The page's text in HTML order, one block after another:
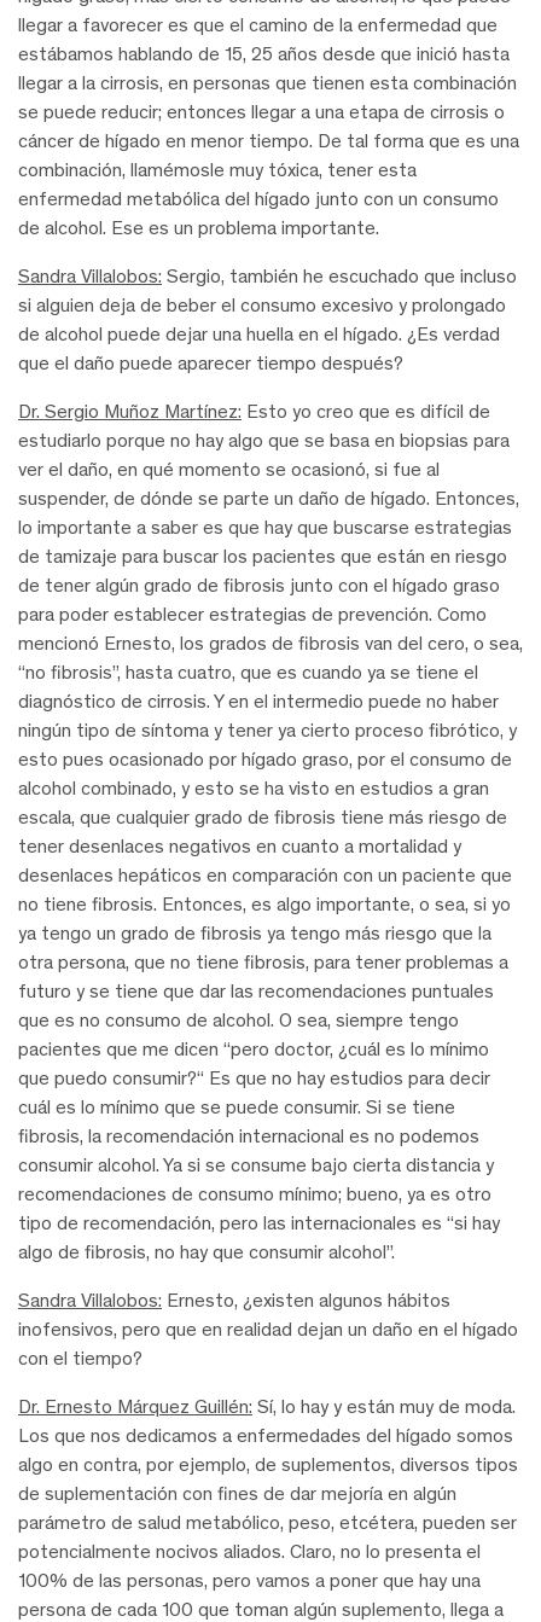
llegar a favorecer es que el camino de la enfermedad que
estábamos hablando de 15, 25 años desde que inició hasta
llegar a la cirrosis, en personas que tienen esta combinación
se puede reducir; entonces llegar a una etapa de cirrosis o
cáncer de hígado en menor tiempo. De tal forma que es una
combinación, llamémosle muy tóxica, tener esta
enfermedad metabólica del hígado junto con un consumo
de alcohol. Ese es un problema importante.
Sandra Villalobos: Sergio, también he escuchado que incluso
si alguien deja de beber el consumo excesivo y prolongado
de alcohol puede dejar una huella en el hígado. ¿Es verdad
que el daño puede aparecer tiempo después?
Dr. Sergio Muñoz Martínez: Esto yo creo que es difícil de
estudiarlo porque no hay algo que se basa en biopsias para
ver el daño, en qué momento se ocasionó, si fue al
suspender, de dónde se parte un daño de hígado. Entonces,
lo importante a saber es que hay que buscarse estrategias
de tamizaje para buscar los pacientes que están en riesgo
de tener algún grado de fibrosis junto con el hígado graso
para poder establecer estrategias de prevención. Como
mencionó Ernesto, los grados de fibrosis van del cero, o sea,
“no fibrosis”, hasta cuatro, que es cuando ya se tiene el
diagnóstico de cirrosis. Y en el intermedio puede no haber
ningún tipo de síntoma y tener ya cierto proceso fibrótico, y
esto pues ocasionado por hígado graso, por el consumo de
alcohol combinado, y esto se ha visto en estudios a gran
escala, que cualquier grado de fibrosis tiene más riesgo de
tener desenlaces negativos en cuanto a mortalidad y
desenlaces hepáticos en comparación con un paciente que
no tiene fibrosis. Entonces, es algo importante, o sea, si yo
ya tengo un grado de fibrosis ya tengo más riesgo que la
otra persona, que no tiene fibrosis, para tener problemas a
futuro y se tiene que dar las recomendaciones puntuales
que es no consumo de alcohol. O sea, siempre tengo
pacientes que me dicen “pero doctor, ¿cuál es lo mínimo
que puedo consumir?“ Es que no hay estudios para decir
cuál es lo mínimo que se puede consumir. Si se tiene
fibrosis, la recomendación internacional es no podemos
consumir alcohol. Ya si se consume bajo cierta distancia y
recomendaciones de consumo mínimo; bueno, ya es otro
tipo de recomendación, pero las internacionales es “si hay
algo de fibrosis, no hay que consumir alcohol”.
Sandra Villalobos: Ernesto, ¿existen algunos hábitos
inofensivos, pero que en realidad dejan un daño en el hígado
con el tiempo?
Dr. Ernesto Márquez Guillén: Sí, lo hay y están muy de moda.
Los que nos dedicamos a enfermedades del hígado somos
algo en contra, por ejemplo, de suplementos, diversos tipos
de suplementación con fines de dar mejoría en algún
parámetro de salud metabólico, peso, etcétera, pueden ser
potencialmente nocivos aliados. Claro, no lo presenta el
100% de las personas, pero vamos a poner que hay una
persona de cada 100 que toman algún suplemento, llega a